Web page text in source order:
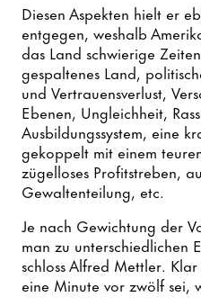
Diesen Aspekten hielt er
entgegen, weshalb
das Land schwierige
gespaltenes Land,
und Vertrauensverlust,
Ebenen, Ungleichheit,
Ausbildungssystem, eine
gekoppelt mit einem
zügelloses Profitstreben,
Gewaltenteilung, etc.
Je nach Gewichtung der
man zu unterschiedlichen
schloss Alfred Mettler.
eine Minute vor zwölf sei,